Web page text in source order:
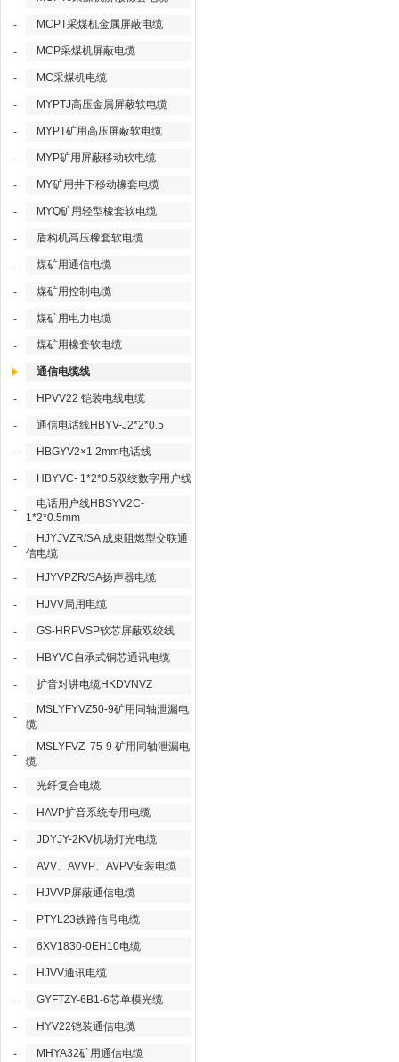
- MCPT采煤机金属屏蔽电缆
- MCP采煤机屏蔽电缆
- MC采煤机电缆
- MYPTJ高压金属屏蔽软电缆
- MYPT矿用高压屏蔽软电缆
- MYP矿用屏蔽移动软电缆
- MY矿用井下移动橡套电缆
- MYQ矿用轻型橡套软电缆
- 盾构机高压橡套软电缆
- 煤矿用通信电缆
- 煤矿用控制电缆
- 煤矿用电力电缆
- 煤矿用橡套软电缆
通信电缆线
- HPVV22 铠装电线电缆
- 通信电话线HBYV-J2*2*0.5
- HBGYV2×1.2mm电话线
- HBYVC- 1*2*0.5双绞数字用户线
-
电话用户线HBSYV2C-
1*2*0.5mm
-
HJYJVZR/SA 成束阻燃型交联通
信电缆
-
HJYVPZR/SA扬声器电缆
- HJVV局用电缆
- GS-HRPVSP软芯屏蔽双绞线
- HBYVC自承式铜芯通讯电缆
- 扩音对讲电缆HKDVNVZ
-
MSLYFYVZ50-9矿用同轴泄漏电
缆
-
MSLYFVZ 75-9 矿用同轴泄漏电
缆
-
光纤复合电缆
- HAVP扩音系统专用电缆
- JDYJY-2KV机场灯光电缆
- AVV、AVVP、AVPV安装电缆
- HJVVP屏蔽通信电缆
- PTYL23铁路信号电缆
- 6XV1830-0EH10电缆
- HJVV通讯电缆
- GYFTZY-6B1-6芯单模光缆
- HYV22铠装通信电缆
- MHYA32矿用通信电缆